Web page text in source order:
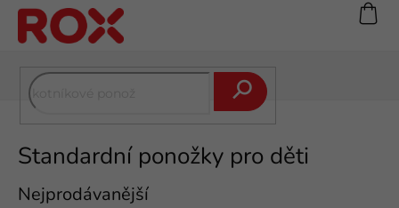
Přejít
obsah
Standardní ponožky pro děti
Nejprodávanější